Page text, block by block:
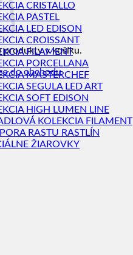
produkty v košíku.
do obchodu
CRISTALLO
PASTEL
LED EDISON
CROISSANT
FILAMENT
PORCELLANA
MASTERCHEF
SEGULA LED ART
SOFT EDISON
HIGH LUMEN LINE
KOLEKCIA FILAMENT
RASTU RASTLÍN
ŽIAROVKY